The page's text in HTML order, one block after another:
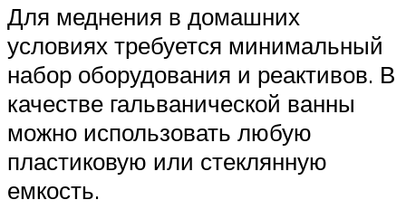
Для меднения в домашних
условиях требуется минимальный
набор оборудования и реактивов. В
качестве гальванической ванны
можно использовать любую
пластиковую или стеклянную
емкость.